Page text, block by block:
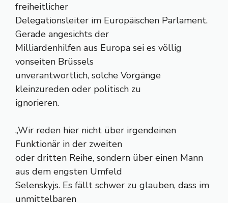
freiheitlicher
Delegationsleiter im Europäischen Parlament.
Gerade angesichts der
Milliardenhilfen aus Europa sei es völlig
vonseiten Brüssels
unverantwortlich, solche Vorgänge
kleinzureden oder politisch zu
ignorieren.
„Wir reden hier nicht über irgendeinen
Funktionär in der zweiten
oder dritten Reihe, sondern über einen Mann
aus dem engsten Umfeld
Selenskyjs. Es fällt schwer zu glauben, dass im
unmittelbaren